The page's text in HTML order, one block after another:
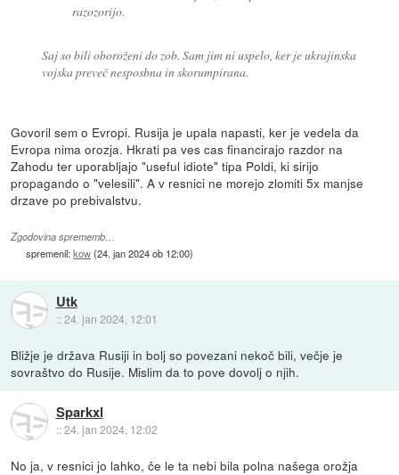
razozorijo.
Saj so bili oboroženi do zob. Sam jim ni uspelo, ker je ukrajinska
vojska preveč nesposbna in skorumpirana.
Govoril sem o Evropi. Rusija je upala napasti, ker je vedela da
Evropa nima orozja. Hkrati pa ves cas financirajo razdor na
Zahodu ter uporabljajo "useful idiote" tipa Poldi, ki sirijo
propagando o "velesili". A v resnici ne morejo zlomiti 5x manjse
drzave po prebivalstvu.
Zgodovina sprememb…
spremenil:kow(24. jan 2024 ob 12:00)
Utk
::24. jan 2024, 12:01
Bližje je država Rusiji in bolj so povezani nekoč bili, večje je
sovraštvo do Rusije. Mislim da to pove dovolj o njih.
Sparkxl
::24. jan 2024, 12:02
No ja, v resnici jo lahko, če le ta nebi bila polna našega orožja